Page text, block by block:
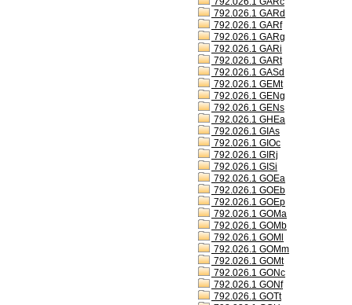
792.026.1 GARd
792.026.1 GARf
792.026.1 GARg
792.026.1 GARi
792.026.1 GARt
792.026.1 GASd
792.026.1 GEMt
792.026.1 GENg
792.026.1 GENs
792.026.1 GHEa
792.026.1 GIAs
792.026.1 GIOc
792.026.1 GIRj
792.026.1 GISi
792.026.1 GOEa
792.026.1 GOEb
792.026.1 GOEp
792.026.1 GOMa
792.026.1 GOMb
792.026.1 GOMl
792.026.1 GOMm
792.026.1 GOMt
792.026.1 GONc
792.026.1 GONf
792.026.1 GOTt